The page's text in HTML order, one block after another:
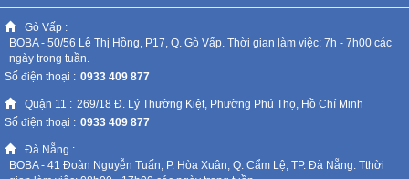
Dụng
Cụ
Massage
Thể
Thao
Dã
Ngoại
Gò Vấp :
BOBA - 50/56 Lê Thị Hồng, P17, Q. Gò Vấp. Thời gian làm việc: 7h - 7h00 các
ngày trong tuần.
Số điện thoại : 0933 409 877
Quận 11 : 269/18 Đ. Lý Thường Kiệt, Phường Phú Thọ, Hồ Chí Minh
Số điện thoại : 0933 409 877
Đà Nẵng :
BOBA - 41 Đoàn Nguyễn Tuấn, P. Hòa Xuân, Q. Cẩm Lệ, TP. Đà Nẵng. Tthời